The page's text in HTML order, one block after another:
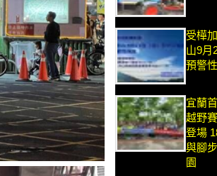
受樺
山9月
預警
宜蘭
越野
登場
與腳
園